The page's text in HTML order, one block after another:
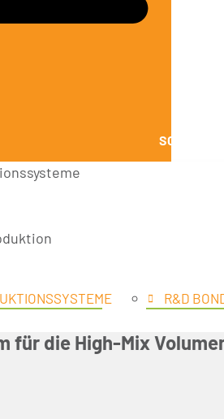
SCHLIESSE
R&D
für die High-Mix